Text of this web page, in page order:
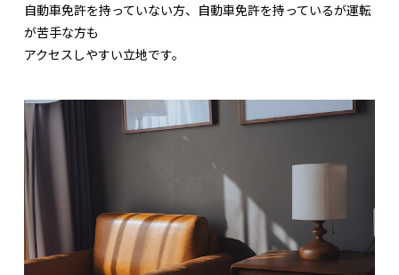
自動車免許を持っていない方、自動車免許を持っているが運転
が苦手な方も
アクセスしやすい立地です。